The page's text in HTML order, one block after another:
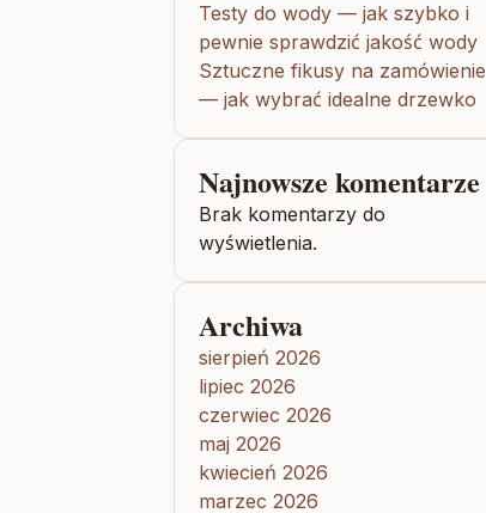
Testy do wody — jak szybko i
pewnie sprawdzić jakość wody
Sztuczne fikusy na zamówienie
— jak wybrać idealne drzewko
Najnowsze komentarze
Brak komentarzy do
wyświetlenia.
Archiwa
sierpień 2026
lipiec 2026
czerwiec 2026
maj 2026
kwiecień 2026
marzec 2026